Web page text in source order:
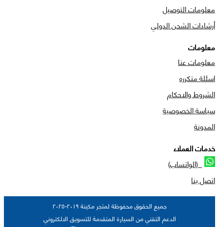
معلومات التوصيل
أرشادات الشحن الدولي
معلومات
معلومات عنا
اسئلة متكرره
الشروط والاحكام
سياسة الخصوصية
المدونة
خدمات العملاء
(الواتساب)
اتصل بنا
جميع الحقوق محفوظة لمتجر مكينة ٢٠١٩-٢٠٢٥
الدعم التقني من السيارة المتقدمة للتسويق الالكتروني